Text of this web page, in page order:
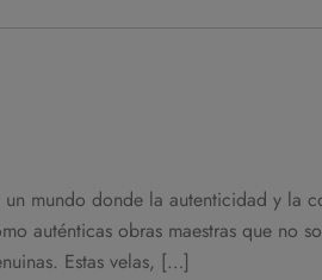
mundo donde la autenticidad y la
auténticas obras maestras que no
Estas velas, […]